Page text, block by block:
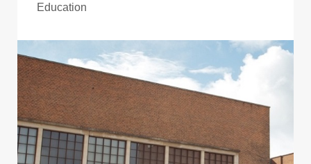
Education